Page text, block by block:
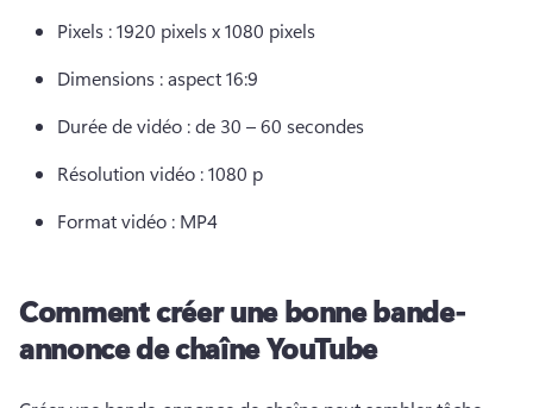
Pixels : 1920 pixels x 1080 pixels
Dimensions : aspect 16:9
Durée de vidéo : de 30 – 60 secondes
Résolution vidéo : 1080 p
Format vidéo : MP4
Comment créer une bonne bande-
annonce de chaîne YouTube